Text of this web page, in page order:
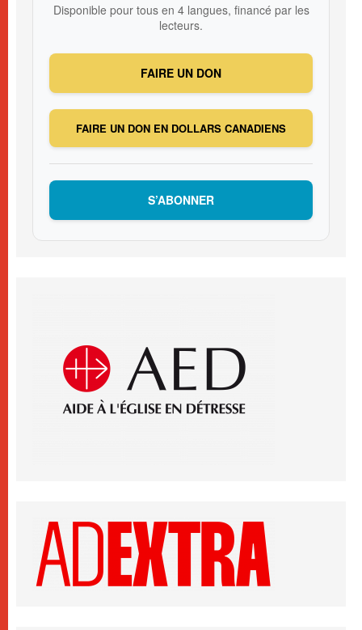
Disponible pour tous en 4 langues, financé par les
lecteurs.
FAIRE UN DON
FAIRE UN DON EN DOLLARS CANADIENS
S’ABONNER